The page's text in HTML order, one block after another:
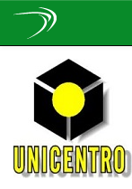
navigation